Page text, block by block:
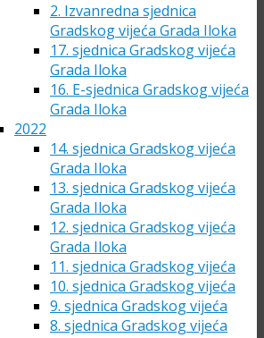
2. Izvanredna sjednica
Gradskog vijeća Grada Iloka
17. sjednica Gradskog vijeća
Grada Iloka
16. E-sjednica Gradskog vijeća
Grada Iloka
2022
14. sjednica Gradskog vijeća
Grada Iloka
13. sjednica Gradskog vijeća
Grada Iloka
12. sjednica Gradskog vijeća
Grada Iloka
11. sjednica Gradskog vijeća
10. sjednica Gradskog vijeća
9. sjednica Gradskog vijeća
8. sjednica Gradskog vijeća